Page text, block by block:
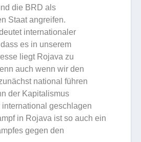
die BRD als
Staat angreifen.
internationaler
es in unserem
liegt Rojava zu
auch wenn wir den
national führen
der Kapitalismus
international geschlagen
in Rojava ist so auch ein
gegen den